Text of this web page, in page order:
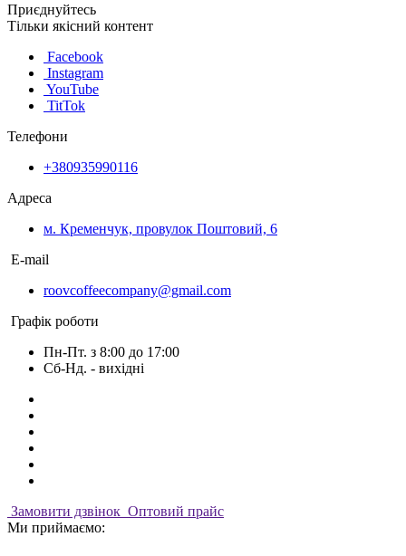
Приєднуйтесь
Тільки якісний контент
Facebook
Instagram
YouTube
TitTok
Телефони
+380935990116
Адреса
м. Кременчук, провулок Поштовий, 6
E-mail
roovcoffeecompany@gmail.com
Графік роботи
Пн-Пт. з 8:00 до 17:00
Сб-Нд. - вихідні
Замовити дзвінок Оптовий прайс
Ми приймаємо: